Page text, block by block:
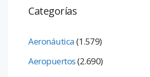
Categorías
Aeronáutica(1.579)
Aeropuertos(2.690)